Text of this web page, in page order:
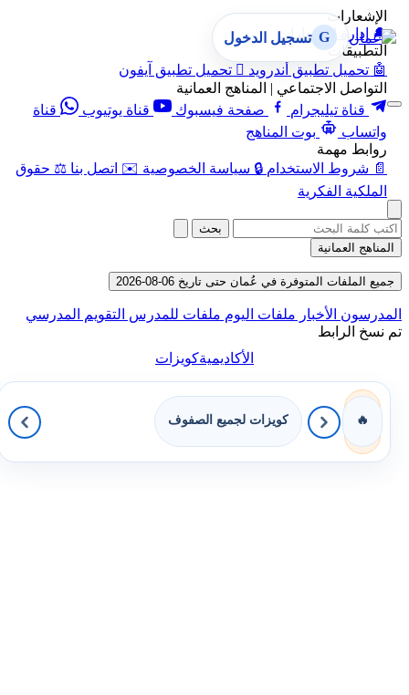
الإشعارات
🔔 إدارة الإشعارات
التطبيقات
تحميل تطبيق أندرويد  تحميل تطبيق آيفون
التواصل الاجتماعي | المناهج العمانية
قناة تيليجرام
صفحة فيسبوك قناة يوتيوب
قناة
واتساب
بوت المناهج
روابط مهمة
شروط الاستخدام 🔒 سياسة الخصوصية ✉️ اتصل بنا ⚖️ حقوق
الملكية الفكرية
G تسجيل الدخول
بحث
المناهج العمانية
جميع الملفات المتوفرة في عُمان حتى تاريخ 06-08-2026
الأخبارملفات اليومملفات للمدرسالتقويم المدرسي
نسخ الرابط
الأكاديميةكويزات
كويزات لجميع الصفوف